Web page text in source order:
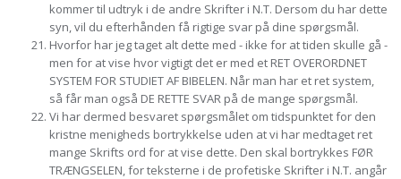
kommer til udtryk i de andre Skrifter i N.T. Dersom du har dette
syn, vil du efterhånden få rigtige svar på dine spørgsmål.
Hvorfor har jeg taget alt dette med - ikke for at tiden skulle gå -
men for at vise hvor vigtigt det er med et RET OVERORDNET
SYSTEM FOR STUDIET AF BIBELEN. Når man har et ret system,
så får man også DE RETTE SVAR på de mange spørgsmål.
Vi har dermed besvaret spørgsmålet om tidspunktet for den
kristne menigheds bortrykkelse uden at vi har medtaget ret
mange Skrifts ord for at vise dette. Den skal bortrykkes FØR
TRÆNGSELEN, for teksterne i de profetiske Skrifter i N.T. angår